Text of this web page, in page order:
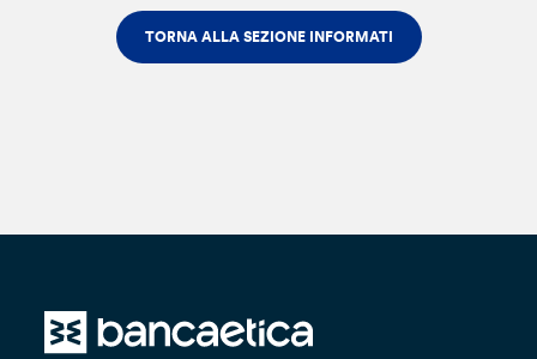
TORNA ALLA SEZIONE INFORMATI